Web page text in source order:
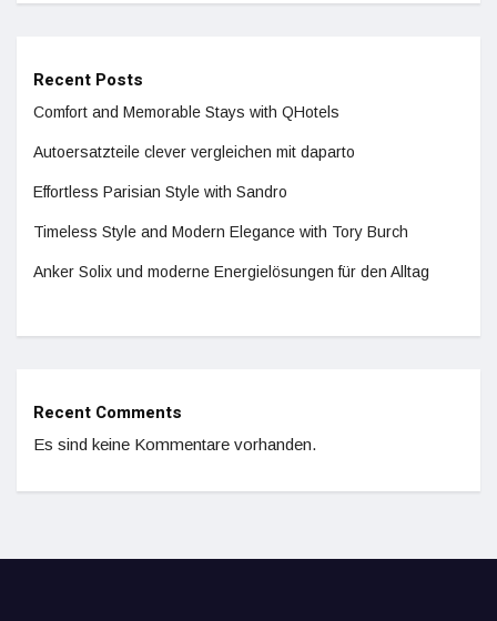
Recent Posts
Comfort and Memorable Stays with QHotels
Autoersatzteile clever vergleichen mit daparto
Effortless Parisian Style with Sandro
Timeless Style and Modern Elegance with Tory Burch
Anker Solix und moderne Energielösungen für den Alltag
Recent Comments
Es sind keine Kommentare vorhanden.